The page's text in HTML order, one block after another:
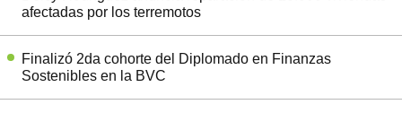
afectadas por los terremotos
Finalizó 2da cohorte del Diplomado en Finanzas
Sostenibles en la BVC